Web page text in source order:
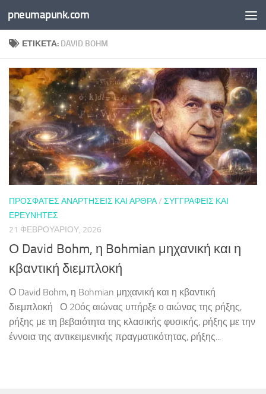
Skip to content
pneumapunk.com
ΕΤΙΚΈΤΑ: DAVID BOHM
ΠΡΌΣΦΑΤΕΣ ΑΝΑΡΤΉΣΕΙΣ ΚΑΙ ΆΡΘΡΑ/ ΣΥΓΓΡΑΦΕΊΣ ΚΑΙ
ΕΡΕΥΝΗΤΈΣ
21 ΦΕΒΡΟΥΑΡΊΟΥ, 2026
Ο David Bohm, η Bohmian μηχανική και η
κβαντική διεμπλοκή
Ο David Bohm, η Bohmian μηχανική και η κβαντική
διεμπλοκή Ο 20ός αιώνας υπήρξε ο αιώνας της ρήξης,
ρήξης με τη βεβαιότητα της κλασικής φυσικής, ρήξης με την
έννοια της αντικειμενικής πραγματικότητας, ρήξης...